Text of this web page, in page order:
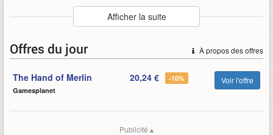
Auteur
Versus Evil
: Alandring
Mots-clefs
14 disponible
merlin of sera the the-hand-of-merlin
Afficher la suite
À propos des offres
Offres du jour
The Hand of Merlin
Gamesplanet
20,24 € -10% Voir l'offre
Publicité ▴